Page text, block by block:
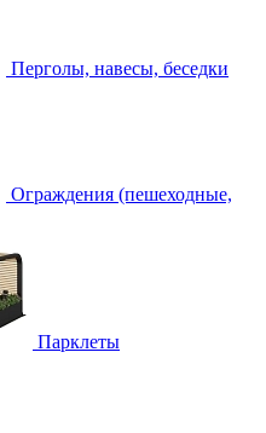
Перголы, навесы, беседки
Ограждения (пешеходные,
Парклеты